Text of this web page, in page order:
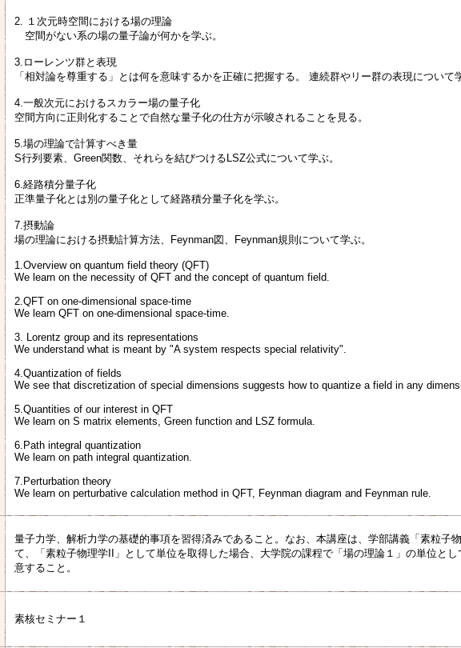
2. １次元時空間における場の理論
空間がない系の場の量子論が何かを学ぶ。
3.ローレンツ群と表現
「相対論を尊重する」とは何を意味するかを正確に把握する。 連続群やリー群の表現について
4.一般次元におけるスカラー場の量子化
空間方向に正則化することで自然な量子化の仕方が示唆されることを見る。
5.場の理論で計算すべき量
S行列要素、Green関数、それらを結びつけるLSZ公式について学ぶ。
6.経路積分量子化
正準量子化とは別の量子化として経路積分量子化を学ぶ。
7.摂動論
場の理論における摂動計算方法、Feynman図、Feynman規則について学ぶ。
1.Overview on quantum field theory (QFT)
We learn on the necessity of QFT and the concept of quantum field.
2.QFT on one-dimensional space-time
We learn QFT on one-dimensional space-time.
3. Lorentz group and its representations
We understand what is meant by "A system respects special relativity".
4.Quantization of fields
We see that discretization of special dimensions suggests how to quantize a field in any
5.Quantities of our interest in QFT
We learn on S matrix elements, Green function and LSZ formula.
6.Path integral quantization
We learn on path integral quantization.
7.Perturbation theory
We learn on perturbative calculation method in QFT, Feynman diagram and Feynman rule.
量子力学、解析力学の基礎的事項を習得済みであること。なお、本講座は、学部講義「素粒子
て、「素粒子物理学II」として単位を取得した場合、大学院の課程で「場の理論１」の単位と
意すること。
素核セミナー１